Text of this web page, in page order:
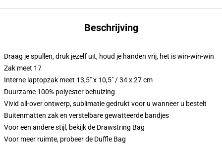
Beschrijving
Draag je spullen, druk jezelf uit, houd je handen vrij, het is win-win-win
Zak meet 17
Interne laptopzak meet 13,5" x 10,5" / 34 x 27 cm
Duurzame 100% polyester behuizing
Vivid all-over ontwerp, sublimatie gedrukt voor u wanneer u bestelt
Buitenmatten zak en verstelbare gewatteerde bandjes
Voor een andere stijl, bekijk de Drawstring Bag
Voor meer ruimte, probeer de Duffle Bag